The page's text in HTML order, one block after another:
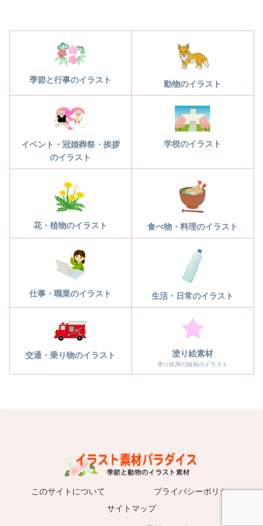
季節と行事のイラスト 動物のイラスト
イベント・冠婚葬祭・挨拶
のイラスト
学校のイラスト
花・植物のイラスト 食べ物・料理のイラスト
仕事・職業のイラスト 生活・日常のイラスト
交通・乗り物のイラスト 塗り絵素材
塗り絵用の線画のイラスト
このサイトについて
プライバシーポリシー
サイトマップ